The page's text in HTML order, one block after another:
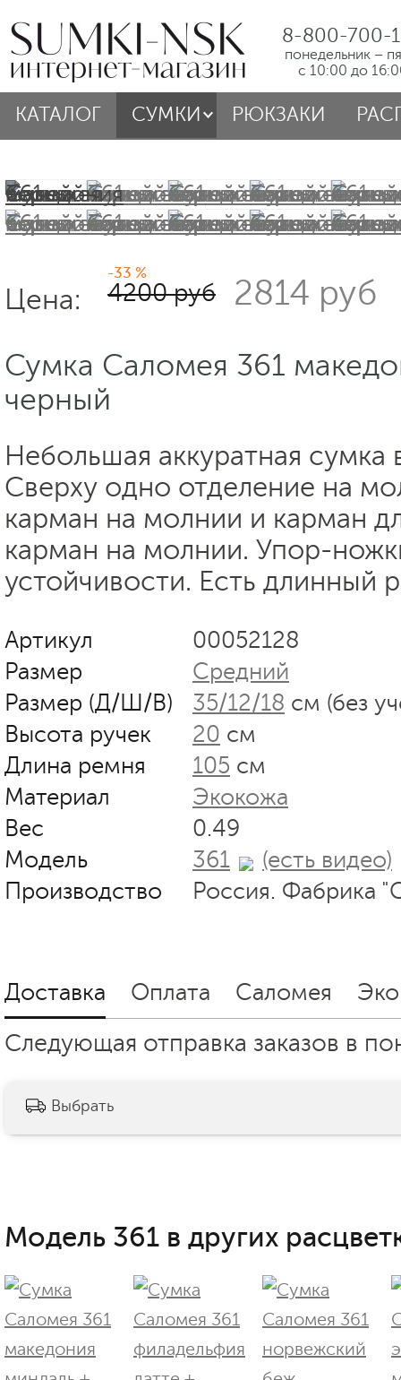
8-800-700-
понедельник –
с 10:00 до
КАТАЛОГ СУМКИ РЮКЗАКИ
Цена:
-33 %
4200 руб 2814 руб
Сумка Саломея 361
черный
Небольшая аккуратная
Сверху одно отделение на
карман на молнии и карман
карман на молнии. Упор-
устойчивости. Есть длинный
Артикул
00052128
Размер
Средний
Размер (Д/Ш/В)
35/12/18 см (без
Высота ручек
20 см
Длина ремня
105 см
Материал
Экокожа
Вес
0.49
Модель
361
(есть видео)
Производство
Россия. Фабрика
Доставка Оплата Саломея
Следующая отправка заказов в
Выбрать
Модель 361 в других